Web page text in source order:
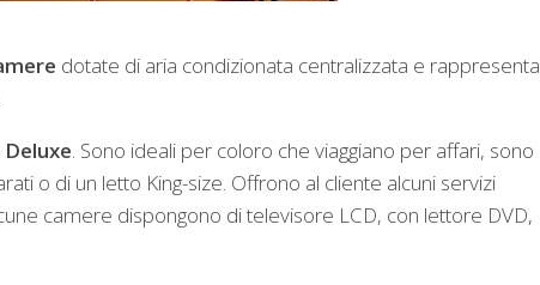
dotate di aria condizionata centralizzata e rappresenta
. Sono ideali per coloro che viaggiano per affari, sono
o di un letto King-size. Offrono al cliente alcuni servizi
camere dispongono di televisore LCD, con lettore DVD,